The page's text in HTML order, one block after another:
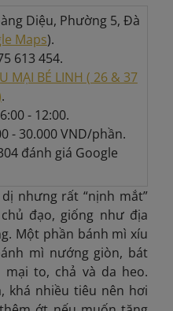
Diệu, Phường 5, Đà
Maps).
613 454.
MẠI BÉ LINH ( 26 & 37
.
- 12:00.
- 30.000 VND/phần.
đánh giá Google
nhưng rất “nịnh mắt”
đạo, giống như địa
Một phần bánh mì xíu
mì nướng giòn, bát
to, chả và da heo.
khá nhiều tiêu nên hơi